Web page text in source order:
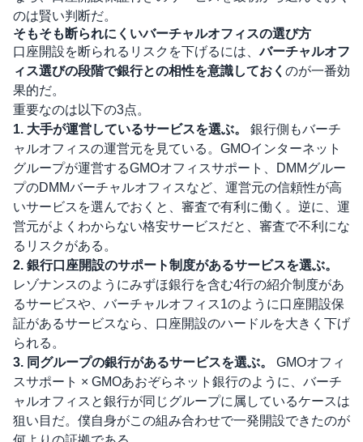
のは賢い判断だ。
そもそも断られにくいバーチャルオフィスの選び方
口座開設を断られるリスクを下げるには、バーチャルオフ
ィス選びの段階で銀行との相性を意識しておく のが一番効
果的だ。
重要なのは以下の3点。
1. 大手が運営しているサービスを選ぶ。
銀行側もバーチ
ャルオフィスの運営元を見ている。GMOインターネット
グループが運営するGMOオフィスサポート、DMMグルー
プのDMMバーチャルオフィスなど、運営元の信頼性が高
いサービスを選んでおくと、審査で有利に働く。逆に、運
営元がよくわからない格安サービスだと、審査で不利にな
るリスクがある。
2. 銀行口座開設のサポート制度があるサービスを選ぶ。
レゾナンスのようにみずほ銀行を含む4行の紹介制度があ
るサービスや、バーチャルオフィス1のように口座開設保
証があるサービスなら、口座開設のハードルを大きく下げ
られる。
3. 同グループの銀行があるサービスを選ぶ。
GMOオフィ
スサポート × GMOあおぞらネット銀行のように、バーチ
ャルオフィスと銀行が同じグループに属しているケースは
狙い目だ。僕自身がこの組み合わせで一発開設できたのが